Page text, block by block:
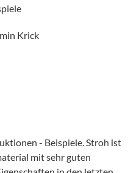
Krick
- Beispiele. Stroh ist
mit sehr guten